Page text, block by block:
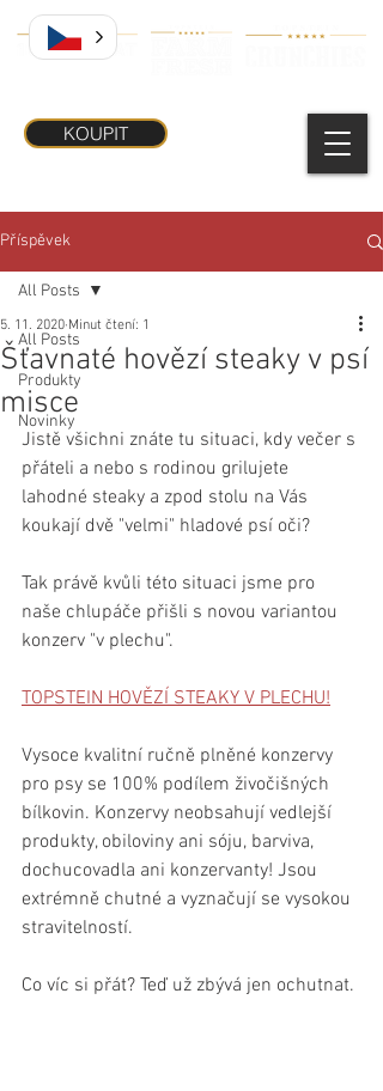
KOUPIT
Příspěvek
All Posts
Produkty
Novinky
All Posts
Šťavnaté hovězí steaky v psí
misce
5. 11. 2020 Minut čtení: 1
Jistě všichni znáte tu situaci, kdy večer s
přáteli a nebo s rodinou grilujete
lahodné steaky a zpod stolu na Vás
koukají dvě "velmi" hladové psí oči?
Tak právě kvůli této situaci jsme pro
naše chlupáče přišli s novou variantou
konzerv "v plechu".
TOPSTEIN HOVĚZÍ STEAKY V PLECHU!
Vysoce kvalitní ručně plněné konzervy
pro psy se 100% podílem živočišných
bílkovin. Konzervy neobsahují vedlejší
produkty, obiloviny ani sóju, barviva,
dochucovadla ani konzervanty! Jsou
extrémně chutné a vyznačují se vysokou
stravitelností.
Co víc si přát? Teď už zbývá jen ochutnat.